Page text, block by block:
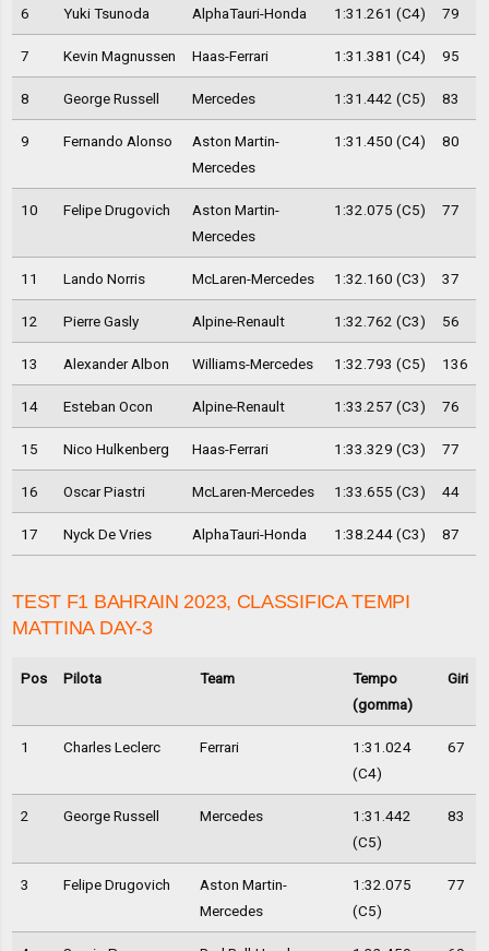
6 Yuki Tsunoda AlphaTauri-Honda 1:31.261 (C4) 79
7 Kevin Magnussen Haas-Ferrari 1:31.381 (C4) 95
8 George Russell Mercedes 1:31.442 (C5) 83
9 Fernando Alonso
Aston Martin-
Mercedes
1:31.450 (C4) 80
10 Felipe Drugovich
Aston Martin-
Mercedes
1:32.075 (C5) 77
11 Lando Norris McLaren-Mercedes 1:32.160 (C3) 37
12 Pierre Gasly Alpine-Renault 1:32.762 (C3) 56
13 Alexander Albon Williams-Mercedes 1:32.793 (C5) 136
14 Esteban Ocon Alpine-Renault 1:33.257 (C3) 76
15 Nico Hulkenberg Haas-Ferrari 1:33.329 (C3) 77
16 Oscar Piastri McLaren-Mercedes 1:33.655 (C3) 44
17 Nyck De Vries AlphaTauri-Honda 1:38.244 (C3) 87
TEST F1 BAHRAIN 2023, CLASSIFICA TEMPI
MATTINA DAY-3
Pos Pilota Team
Tempo
(gomma)
Giri
1 Charles Leclerc Ferrari
1:31.024
(C4)
67
2 George Russell Mercedes
1:31.442
(C5)
83
3 Felipe Drugovich
Aston Martin-
Mercedes
1:32.075
(C5)
77